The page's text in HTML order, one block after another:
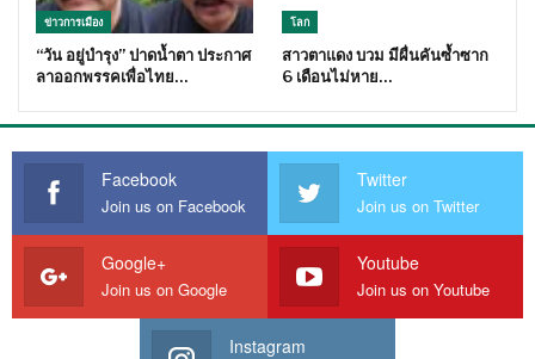
ข่าวการเมือง
“วัน อยู่บำรุง” ปาดน้ำตา ประกาศ
ลาออกพรรคเพื่อไทย…
โลก
สาวตาแดง บวม มีผื่นคันซ้ำซาก
6 เดือนไม่หาย…
Facebook
Join us on Facebook
Twitter
Join us on Twitter
Google+
Join us on Google
Youtube
Join us on Youtube
Instagram